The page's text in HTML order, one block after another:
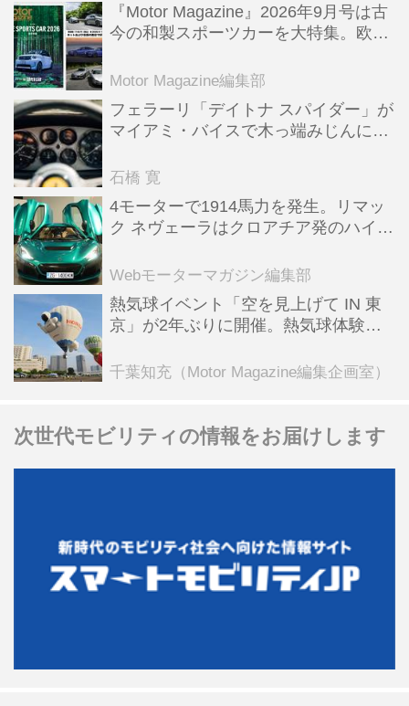
『Motor Magazine』2026年9月号は古
今の和製スポーツカーを大特集。欧州
Motor Magazine編集部
フェラーリ「デイトナ スパイダー」が
マイアミ・バイスで木っ端みじんにな
石橋 寛
4モーターで1914馬力を発生。リマッ
ク ネヴェーラはクロアチア発のハイパ
全版／115】
Webモーターマガジン編集部
熱気球イベント「空を見上げて IN 東
京」が2年ぶりに開催。熱気球体験搭
ンテンツも
千葉知充（Motor Magazine編集企画室）
次世代モビリティの情報をお届けします